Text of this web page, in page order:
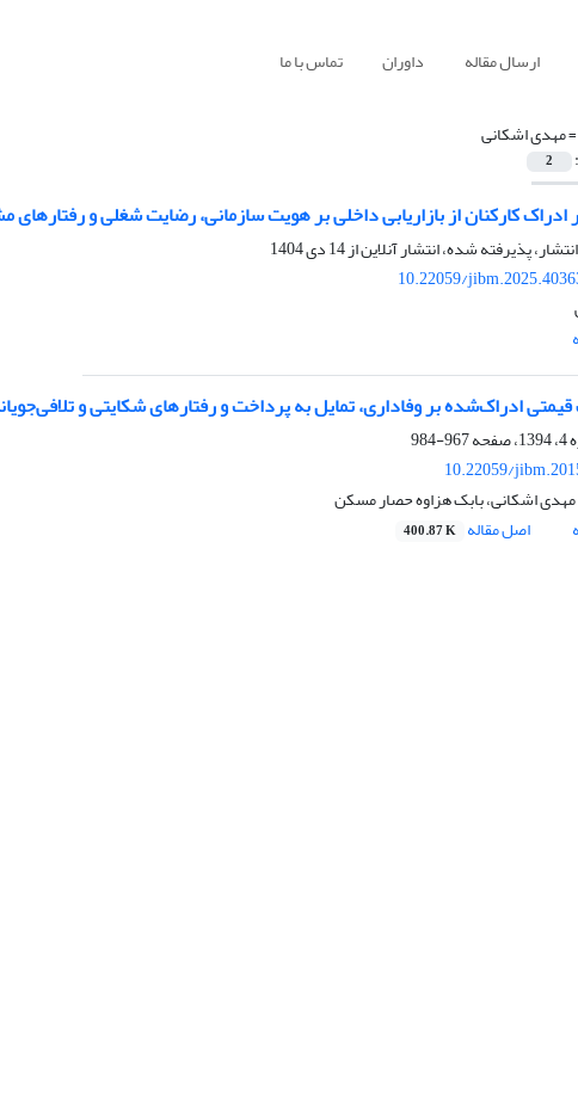
ارسال مقاله داوران تماس با ما
مهدی اشکانی
2
ادراک کارکنان از بازاریابی داخلی بر هویت سازمانی، رضایت شغلی و رفتارهای
پذیرفته شده، انتشار آنلاین از14 دی 1404
10.22059/
قیمتی ادراک‌شده بر وفاداری، تمایل به پرداخت و رفتارهای شکایتی و
967-984
10.22059/
اشکانی، بابک هزاوه حصار مسکن
اصل مقاله 400.87 K